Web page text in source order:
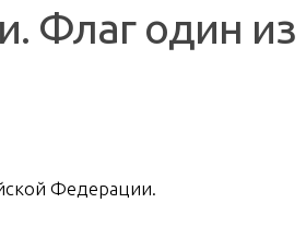
Флаг один
Федерации.